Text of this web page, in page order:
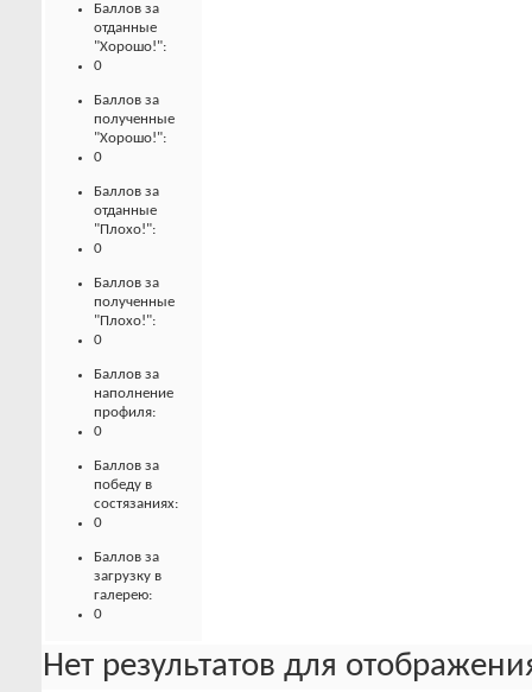
Баллов за
отданные
"Хорошо!":
0
Баллов за
полученные
"Хорошо!":
0
Баллов за
отданные
"Плохо!":
0
Баллов за
полученные
"Плохо!":
0
Баллов за
наполнение
профиля:
0
Баллов за
победу в
состязаниях:
0
Баллов за
загрузку в
галерею:
0
Нет результатов для